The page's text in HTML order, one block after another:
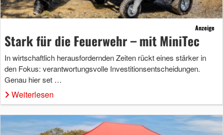
Anzeige
Stark für die Feuerwehr – mit MiniTec
In wirtschaftlich herausfordernden Zeiten rückt eines stärker in
den Fokus: verantwortungsvolle Investitionsentscheidungen.
Genau hier set …
Weiterlesen